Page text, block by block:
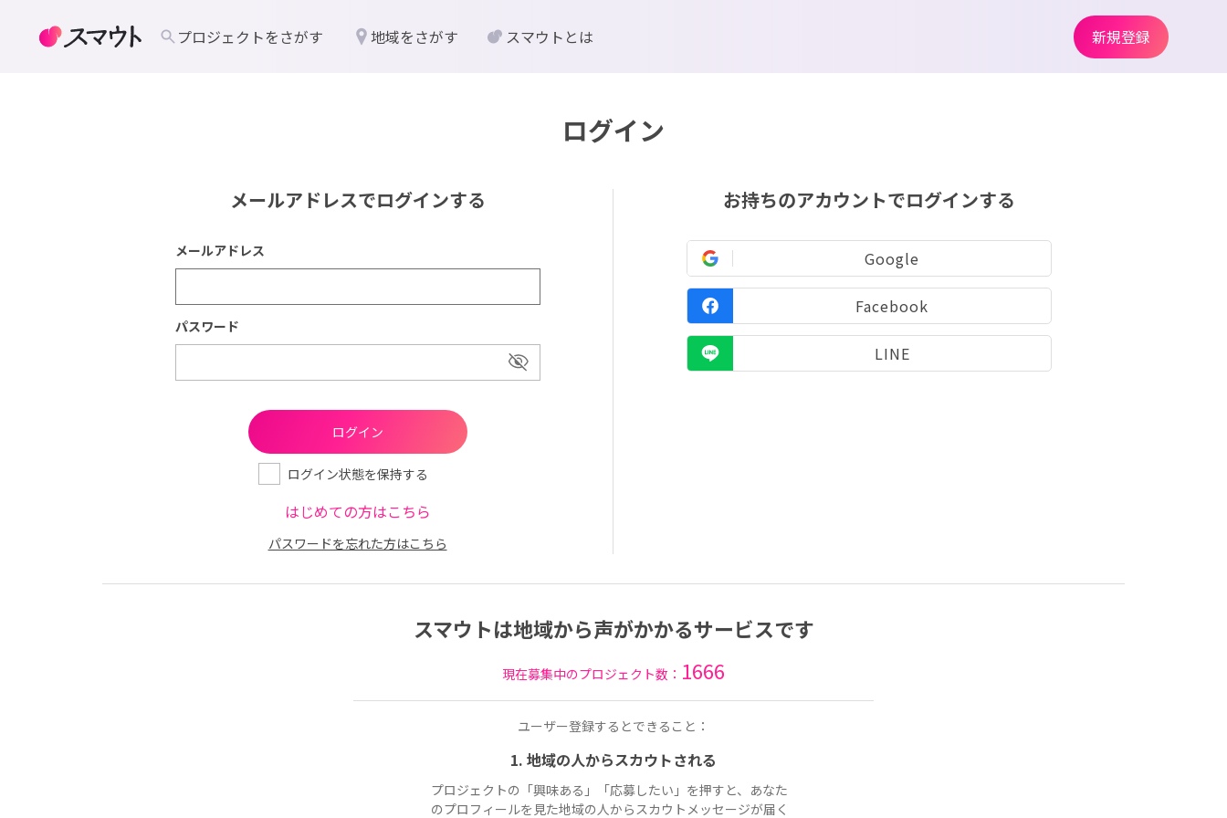
ログイン
メールアドレスでログインする
メールアドレス
パスワード
ログイン状態を保持する
はじめての方はこちら
パスワードを忘れた方はこちら
お持ちのアカウントでログインする
Google
Facebook
LINE
スマウトは地域から声がかかるサービスです
現在募集中のプロジェクト数： 1666
ユーザー登録するとできること：
1. 地域の人からスカウトされる
プロジェクトの「興味ある」「応募したい」を押すと、あなた
のプロフィールを見た地域の人からスカウトメッセージが届く
プロジェクトをさがす 地域をさがす スマウトとは 新規登録